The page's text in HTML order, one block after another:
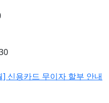
신용카드 무이자 할부 안내